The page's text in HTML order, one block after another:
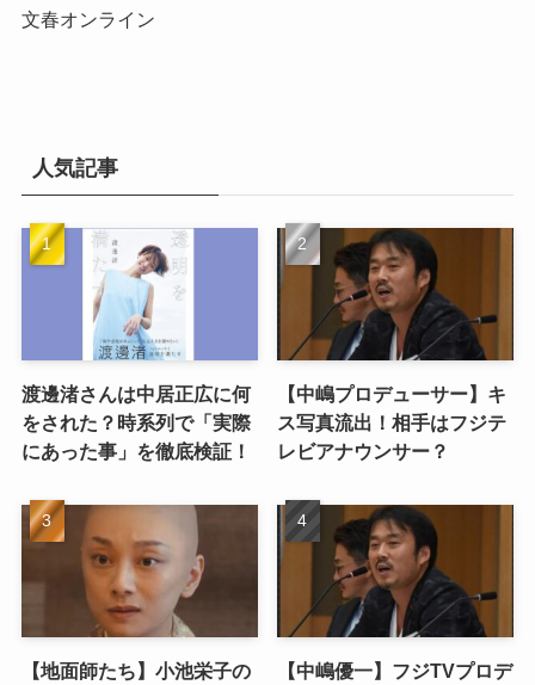
文春オンライン
人気記事
渡邊渚さんは中居正広に何
をされた？時系列で「実際
にあった事」を徹底検証！
【中嶋プロデューサー】キ
ス写真流出！相手はフジテ
レビアナウンサー？
【地面師たち】小池栄子の 【中嶋優一】フジTVプロデ